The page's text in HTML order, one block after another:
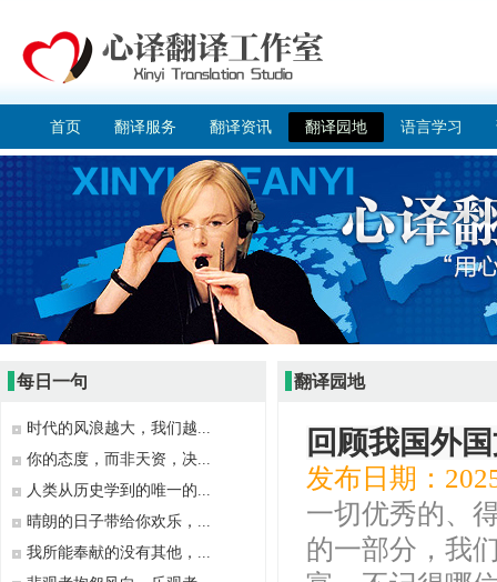
首页 翻译服务 翻译资讯 翻译园地 语言学习
翻译园地
回顾我国外
发布日期：
一切优秀的、
的一部分，我
每日一句
时代的风浪越大，我们越...
你的态度，而非天资，决...
人类从历史学到的唯一的...
晴朗的日子带给你欢乐，...
我所能奉献的没有其他，...